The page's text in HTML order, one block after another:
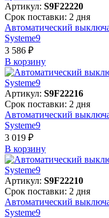
Артикул: S9F22220
Срок поставки: 2 дня
Автоматический
Systeme9
3 586 ₽
В корзинy
Артикул: S9F22216
Срок поставки: 2 дня
Автоматический
Systeme9
3 019 ₽
В корзинy
Артикул: S9F22210
Срок поставки: 2 дня
Автоматический
Systeme9